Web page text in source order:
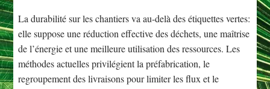
La durabilité sur les chantiers va au-delà des étiquettes vertes:
elle suppose une réduction effective des déchets, une maîtrise
de l’énergie et une meilleure utilisation des ressources. Les
méthodes actuelles privilégient la préfabrication, le
regroupement des livraisons pour limiter les flux et le